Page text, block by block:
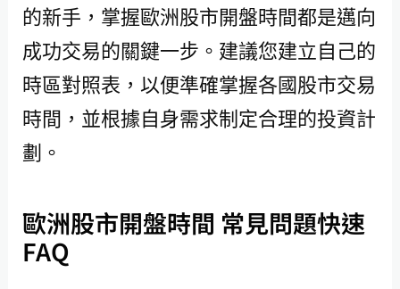
的新手，掌握歐洲股市開盤時間都是邁向
成功交易的關鍵一步。建議您建立自己的
時區對照表，以便準確掌握各國股市交易
時間，並根據自身需求制定合理的投資計
劃。
歐洲股市開盤時間 常見問題快速
FAQ